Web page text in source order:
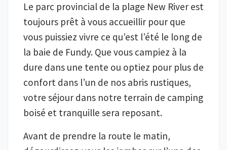
Le parc provincial de la plage New River est
toujours prêt à vous accueillir pour que
vous puissiez vivre ce qu’est l’été le long de
la baie de Fundy. Que vous campiez à la
dure dans une tente ou optiez pour plus de
confort dans l’un de nos abris rustiques,
votre séjour dans notre terrain de camping
boisé et tranquille sera reposant.
Avant de prendre la route le matin,